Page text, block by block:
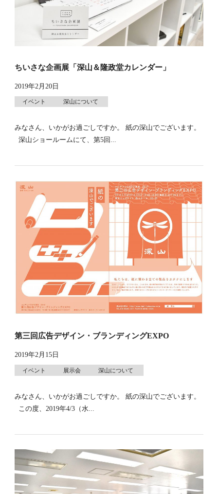
ちいさな企画展「深山＆隆政堂カレンダー」
2019年2月20日
イベント 深山について
みなさん、いかがお過ごしですか。 紙の深山でございます。
深山ショールームにて、第5回...
第三回広告デザイン・ブランディングEXPO
2019年2月15日
イベント 展示会 深山について
みなさん、いかがお過ごしですか。 紙の深山でございます。
この度、2019年4/3（水...